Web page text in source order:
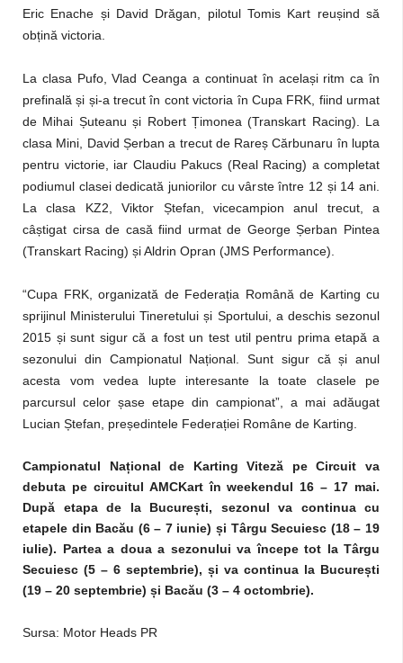
Eric Enache și David Drăgan, pilotul Tomis Kart reușind să
obțină victoria.
La clasa Pufo, Vlad Ceanga a continuat în același ritm ca în
prefinală și și-a trecut în cont victoria în Cupa FRK, fiind urmat
de Mihai Șuteanu și Robert Țimonea (Transkart Racing). La
clasa Mini, David Șerban a trecut de Rareș Cărbunaru în lupta
pentru victorie, iar Claudiu Pakucs (Real Racing) a completat
podiumul clasei dedicată juniorilor cu vârste între 12 și 14 ani.
La clasa KZ2, Viktor Ștefan, vicecampion anul trecut, a
câștigat cirsa de casă fiind urmat de George Șerban Pintea
(Transkart Racing) și Aldrin Opran (JMS Performance).
“Cupa FRK, organizată de Federația Română de Karting cu
sprijinul Ministerului Tineretului și Sportului, a deschis sezonul
2015 și sunt sigur că a fost un test util pentru prima etapă a
sezonului din Campionatul Național. Sunt sigur că și anul
acesta vom vedea lupte interesante la toate clasele pe
parcursul celor șase etape din campionat”, a mai adăugat
Lucian Ștefan, președintele Federației Române de Karting.
Campionatul Național de Karting Viteză pe Circuit va
debuta pe circuitul AMCKart în weekendul 16 – 17 mai.
După etapa de la București, sezonul va continua cu
etapele din Bacău (6 – 7 iunie)și Târgu Secuiesc (18 – 19
iulie). Partea a doua a sezonului va începe tot la Târgu
Secuiesc (5 – 6 septembrie), și va continua la București
(19 – 20 septembrie) și Bacău (3 – 4 octombrie).
Sursa: Motor Heads PR